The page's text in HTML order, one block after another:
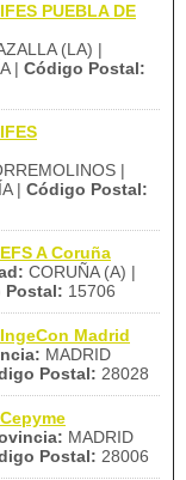
PUEBLA DE
(LA) |
| Código Postal:
|
| Código Postal:
A Coruña
CORUÑA (A) |
Postal: 15706
Madrid
MADRID
Postal: 28028
MADRID
Postal: 28006